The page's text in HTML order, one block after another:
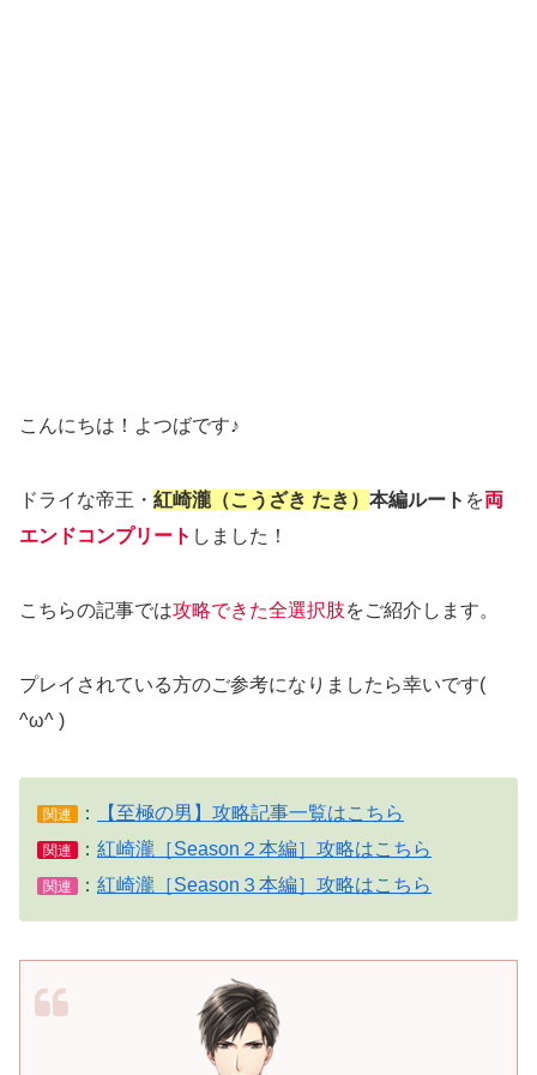
こんにちは！よつばです♪
ドライな帝王・ 紅崎瀧（こうざき たき） 本編ルート を両
エンドコンプリート しました！
こちらの記事では攻略できた全選択肢をご紹介します。
プレイされている方のご参考になりましたら幸いです(
^ω^ )
関連 ： 【至極の男】攻略記事一覧はこちら
関連 ： 紅崎瀧［Season２本編］攻略はこちら
関連 ： 紅崎瀧［Season３本編］攻略はこちら